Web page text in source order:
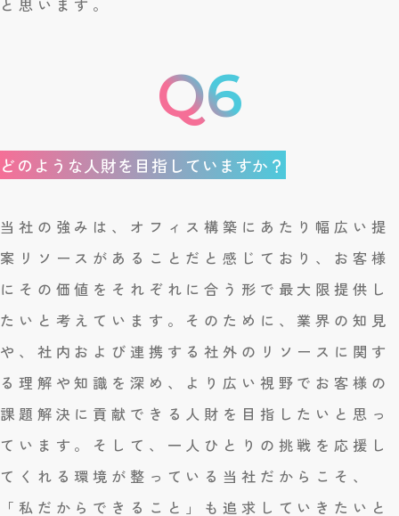
どのような人財を目指していますか？
当社の強みは、オフィス構築にあたり幅広い提
案リソースがあることだと感じており、お客様
にその価値をそれぞれに合う形で最大限提供し
たいと考えています。そのために、業界の知見
や、社内および連携する社外のリソースに関す
る理解や知識を深め、より広い視野でお客様の
課題解決に貢献できる人財を目指したいと思っ
ています。そして、一人ひとりの挑戦を応援し
てくれる環境が整っている当社だからこそ、
「私だからできること」も追求していきたいと